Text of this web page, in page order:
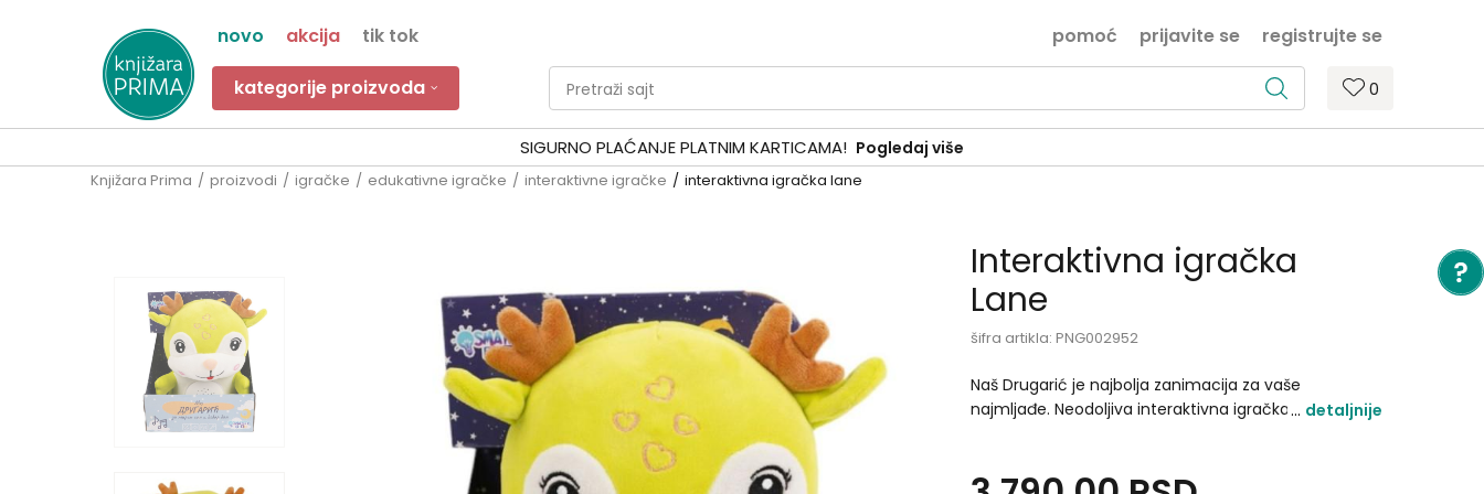
novo akcija tik tok prijavite se registrujte se
pomoć
kategorije proizvoda 0
Pretraži sajt
SIGURNO PLAĆANJE PLATNIM KARTICAMA! Pogledaj više
Knjižara Prima proizvodi igračke edukativne igračke interaktivne igračke interaktivna igračka lane
Interaktivna igračka
Lane
šifra artikla: PNG002952
Naš Drugarić je najbolja zanimacija za vaše
najmljađe. Neodoljiva interaktivna igračka će postati
PAČE 02 PEPELJUGA 03 MAČAK U ČIZMAMA 04
detaljnije